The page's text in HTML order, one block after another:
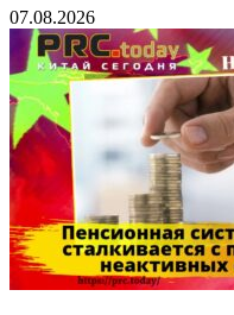
07.08.2026